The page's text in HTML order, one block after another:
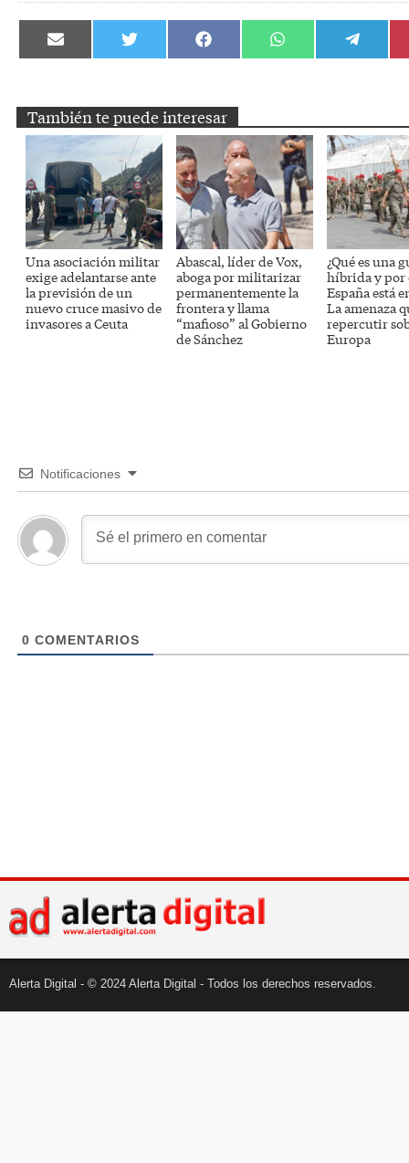
Compartir
en
Compartir
en
Compartir
en
Compartir
en
Compartir
en
También te puede interesar
Una asociación militar
exige adelantarse ante
la previsión de un
nuevo cruce masivo de
invasores a Ceuta
Abascal, líder de Vox,
aboga por militarizar
permanentemente la
frontera y llama
“mafioso” al Gobierno
de Sánchez
¿Qué es una
híbrida y por
España está
La amenaza
repercutir
Europa
Notificaciones
0 COMENTARIOS
Alerta Digital - © 2024 Alerta Digital - Todos los derechos reservados.